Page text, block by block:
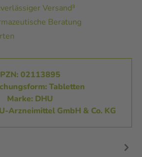
Versand³
Beratung
PZN: 02113895
Tabletten
Marke: DHU
Arzneimittel GmbH & Co. KG